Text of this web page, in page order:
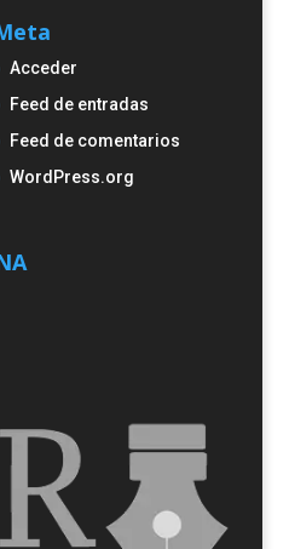
Acceder
Feed de entradas
Feed de comentarios
WordPress.org